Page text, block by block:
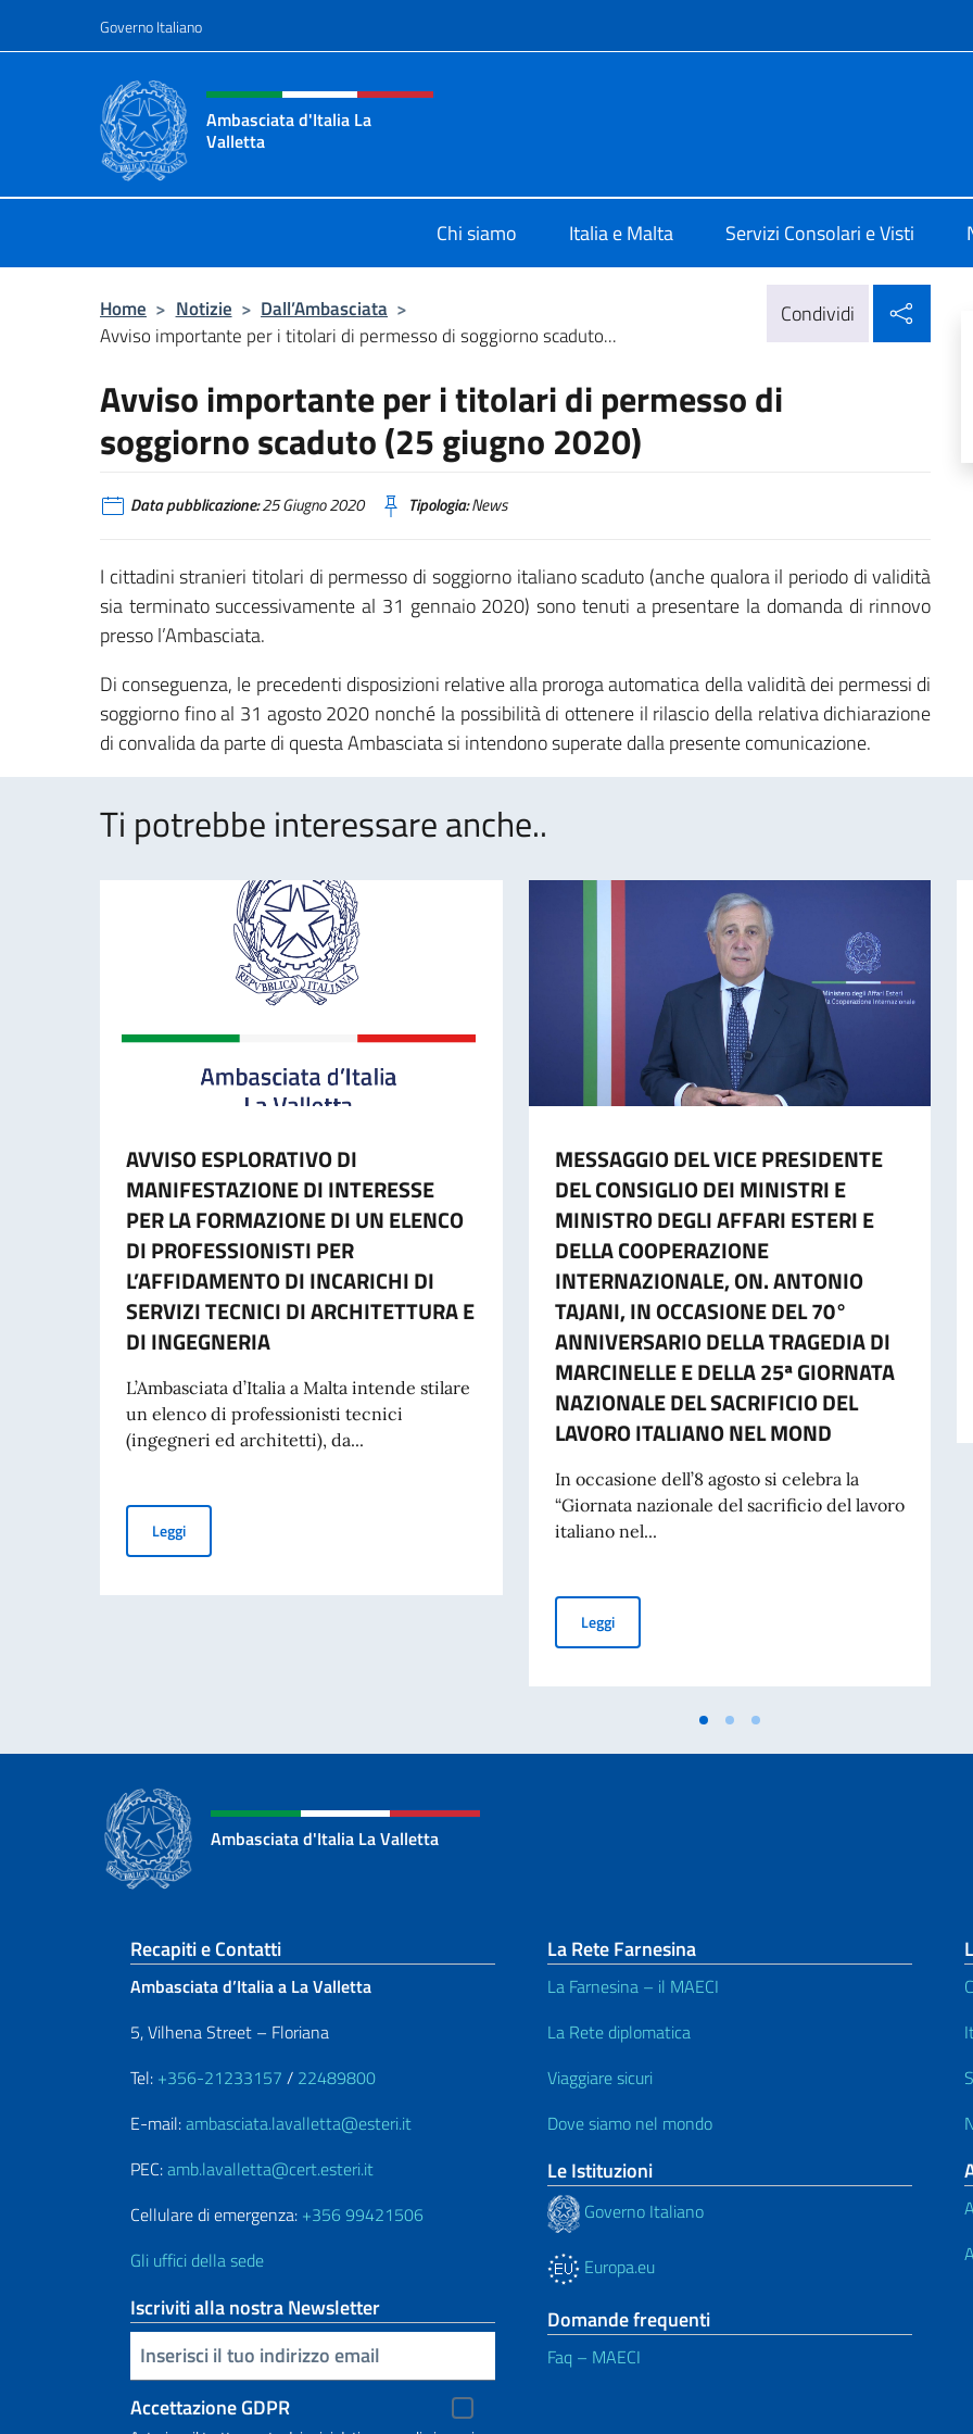
Governo Italiano
Intestazione sito, social e menù
Ambasciata d'Italia La
Valletta
Chi siamo Italia e Malta Servizi Consolari e Visti
Home > Notizie > Dall’Ambasciata >
Avviso importante per i titolari di permesso di soggiorno scaduto...
Condividi
Avviso importante per i titolari di permesso di
soggiorno scaduto (25 giugno 2020)
Data pubblicazione:25 Giugno 2020 Tipologia:News
I cittadini stranieri titolari di permesso di soggiorno italiano scaduto (anche qualora il periodo di validità
sia terminato successivamente al 31 gennaio 2020) sono tenuti a presentare la domanda di rinnovo
presso l’Ambasciata.
Di conseguenza, le precedenti disposizioni relative alla proroga automatica della validità dei permessi di
soggiorno fino al 31 agosto 2020 nonché la possibilità di ottenere il rilascio della relativa dichiarazione
di convalida da parte di questa Ambasciata si intendono superate dalla presente comunicazione.
Ti potrebbe interessare anche..
AVVISO ESPLORATIVO DI
MANIFESTAZIONE DI INTERESSE
PER LA FORMAZIONE DI UN ELENCO
DI PROFESSIONISTI PER
L’AFFIDAMENTO DI INCARICHI DI
SERVIZI TECNICI DI ARCHITETTURA E
DI INGEGNERIA
L’Ambasciata d’Italia a Malta intende stilare
un elenco di professionisti tecnici
(ingegneri ed architetti), da...
LeggiAVVISO ESPLORATIVO DI MANIFESTAZIONE DI INTERESSE PER LA FORMAZIONE DI UN ELENCO DI PROFESSIONISTI
MESSAGGIO DEL VICE PRESIDENTE
DEL CONSIGLIO DEI MINISTRI E
MINISTRO DEGLI AFFARI ESTERI E
DELLA COOPERAZIONE
INTERNAZIONALE, ON. ANTONIO
TAJANI, IN OCCASIONE DEL 70°
ANNIVERSARIO DELLA TRAGEDIA DI
MARCINELLE E DELLA 25ª GIORNATA
NAZIONALE DEL SACRIFICIO DEL
LAVORO ITALIANO NEL MOND
In occasione dell’8 agosto si celebra la
“Giornata nazionale del sacrificio del lavoro
italiano nel...
LeggiMESSAGGIO DEL VICE PRESIDENTE DEL CONSIGLIO
Ambasciata d'Italia La Valletta
Sezione footer
Recapiti e Contatti
Ambasciata d’Italia a La Valletta
5, Vilhena Street – Floriana
Tel: +356-21233157 / 22489800
E-mail:ambasciata.lavalletta@esteri.it
PEC:amb.lavalletta@cert.esteri.it
Cellulare di emergenza: +356 99421506
Gli uffici della sede
Iscriviti alla nostra Newsletter
Inserisci la tua email
Accettazione GDPR
La Rete Farnesina
La Farnesina – il MAECI
La Rete diplomatica
Viaggiare sicuri
Dove siamo nel mondo
Le Istituzioni
Governo Italiano
Europa.eu
Domande frequenti
Faq – MAECI